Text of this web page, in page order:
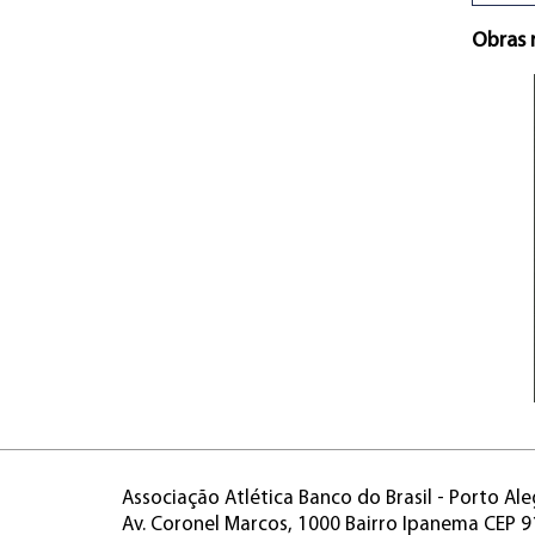
Obras
Associação Atlética Banco do Brasil - Porto
Av. Coronel Marcos, 1000 Bairro Ipanema CEP